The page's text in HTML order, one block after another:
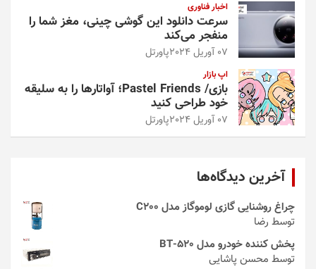
اخبار فناوری
سرعت دانلود این گوشی چینی، مغز شما را
منفجر می‌کند
07 آوریل 2024 پاورتل
اپ بازار
بازی/ Pastel Friends؛ آواتارها را به سلیقه
خود طراحی کنید
07 آوریل 2024 پاورتل
آخرین دیدگاه‌ها
چراغ روشنایی گازی لوموگاز مدل C200
توسط رضا
پخش کننده خودرو مدل 520-BT
توسط محسن پاشایی